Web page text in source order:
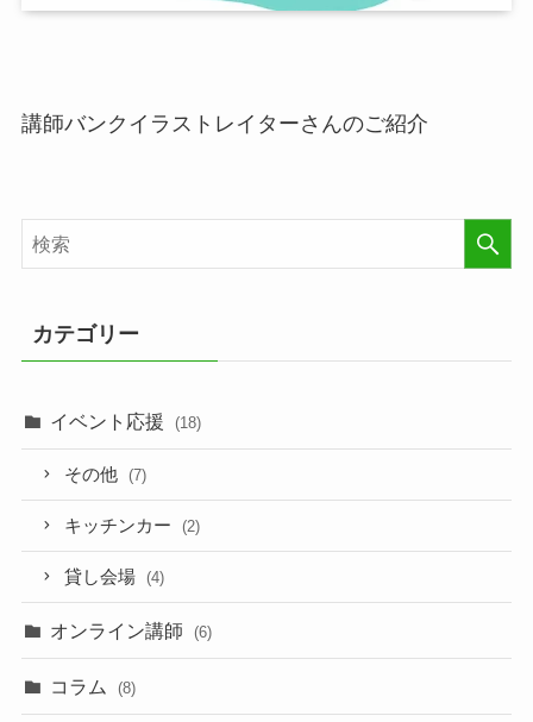
講師バンクイラストレイターさんのご紹介
カテゴリー
イベント応援 (18)
その他 (7)
キッチンカー (2)
貸し会場 (4)
オンライン講師 (6)
コラム (8)